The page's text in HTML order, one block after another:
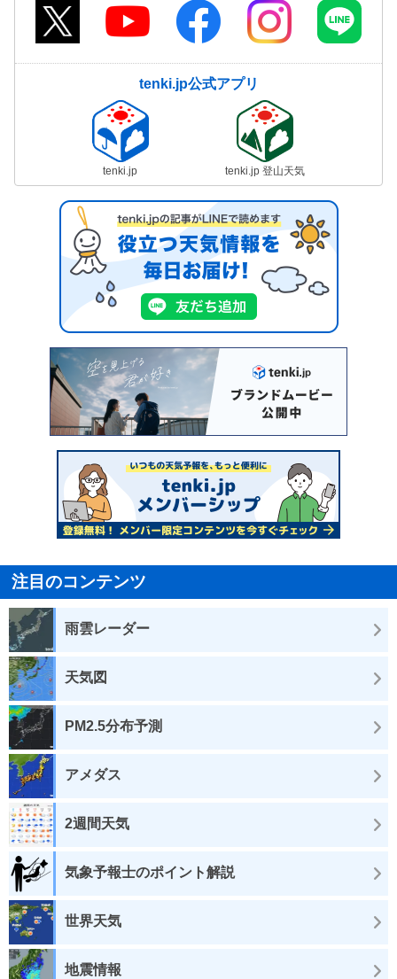
tenki.jp公式アプリ
tenki.jp tenki.jp 登山天気
注目のコンテンツ
雨雲レーダー
天気図
PM2.5分布予測
アメダス
2週間天気
気象予報士のポイント解説
世界天気
地震情報